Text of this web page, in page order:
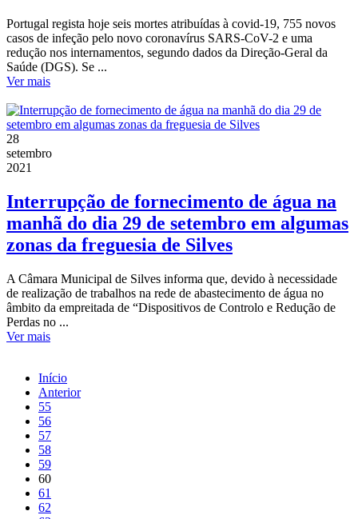
Portugal regista hoje seis mortes atribuídas à covid-19, 755 novos
casos de infeção pelo novo coronavírus SARS-CoV-2 e uma
redução nos internamentos, segundo dados da Direção-Geral da
Saúde (DGS). Se ...
Ver mais
28
setembro
2021
Interrupção de fornecimento de água na
manhã do dia 29 de setembro em algumas
zonas da freguesia de Silves
A Câmara Municipal de Silves informa que, devido à necessidade
de realização de trabalhos na rede de abastecimento de água no
âmbito da empreitada de “Dispositivos de Controlo e Redução de
Perdas no ...
Ver mais
Início
Anterior
55
56
57
58
59
60
61
62